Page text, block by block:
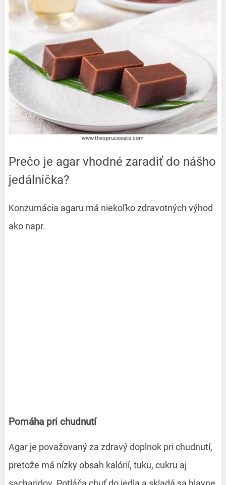
www.thespruceeats.com
Prečo je agar vhodné zaradiť do nášho
jedálnička?
Konzumácia agaru má niekoľko zdravotných výhod
ako napr.
Pomáha pri chudnutí
Agar je považovaný za zdravý doplnok pri chudnutí,
pretože má nízky obsah kalórií, tuku, cukru aj